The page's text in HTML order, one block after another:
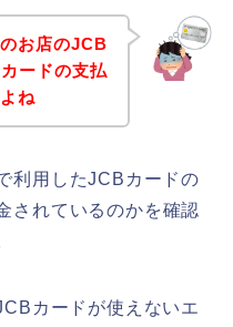
お店のJCB
ードの支払
ね
利用したJCBカードの
されているのかを確認
カードが使えないエ